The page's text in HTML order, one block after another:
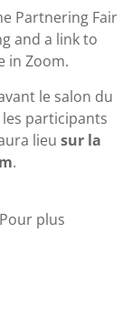
Partnering Fair
and a link to
in Zoom.
le salon du
participants
lieu sur la
.
plus